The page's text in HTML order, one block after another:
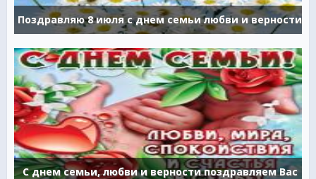
Поздравляю 8 июля с днем семьи любви и верности
С днем семьи, любви и верности поздравляем Вас